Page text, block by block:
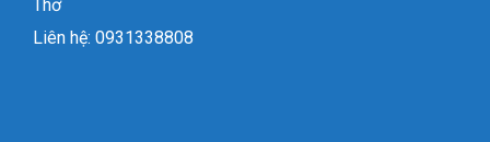
Thơ
Liên hệ: 0931338808